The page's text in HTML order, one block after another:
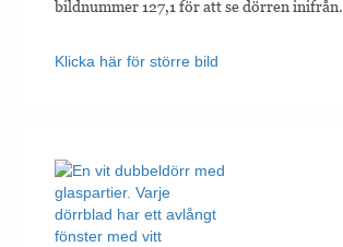
bildnummer 127,1 för att se dörren inifrån.
Klicka här för större bild